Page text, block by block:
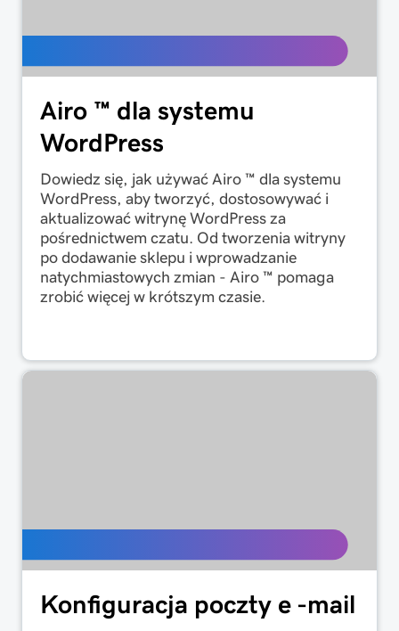
Airo ™ dla systemu
WordPress
Dowiedz się, jak używać Airo ™ dla systemu
WordPress, aby tworzyć, dostosowywać i
aktualizować witrynę WordPress za
pośrednictwem czatu. Od tworzenia witryny
po dodawanie sklepu i wprowadzanie
natychmiastowych zmian - Airo ™ pomaga
zrobić więcej w krótszym czasie.
Konfiguracja poczty e -mail